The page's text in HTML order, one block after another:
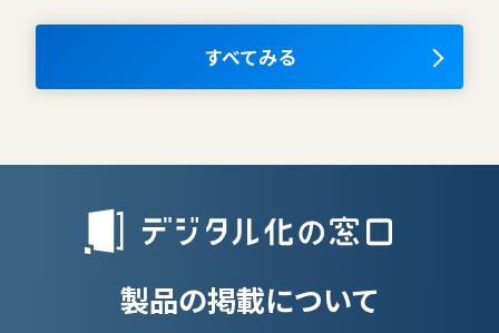
ナレッジマネジメントツール
OKRツール
授業支援シス
すべてみる
製品の掲載について